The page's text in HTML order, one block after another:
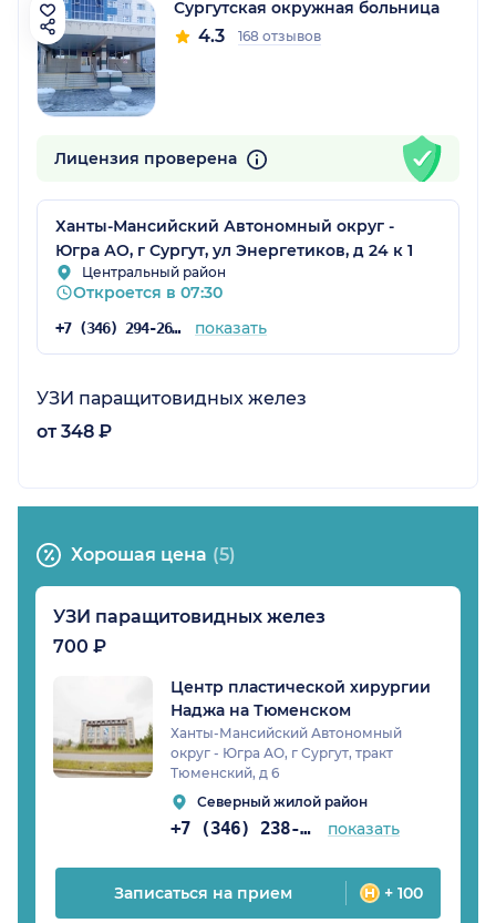
Сургутская окружная больница
4.3 168 отзывов
Лицензия проверена
Ханты-Мансийский Автономный округ -
Югра АО, г Сургут, ул Энергетиков, д 24 к 1
Центральный район
Откроется в 07:30
+7 (346) 294-26-27 показать
УЗИ паращитовидных желез
от 348 ₽
Хорошая цена (5)
УЗИ паращитовидных желез
700 ₽
Центр пластической хирургии
Наджа на Тюменском
Ханты-Мансийский Автономный
округ - Югра АО, г Сургут, тракт
Тюменский, д 6
Северный жилой район
+7 (346) 238-23-72 показать
Записаться на прием + 100